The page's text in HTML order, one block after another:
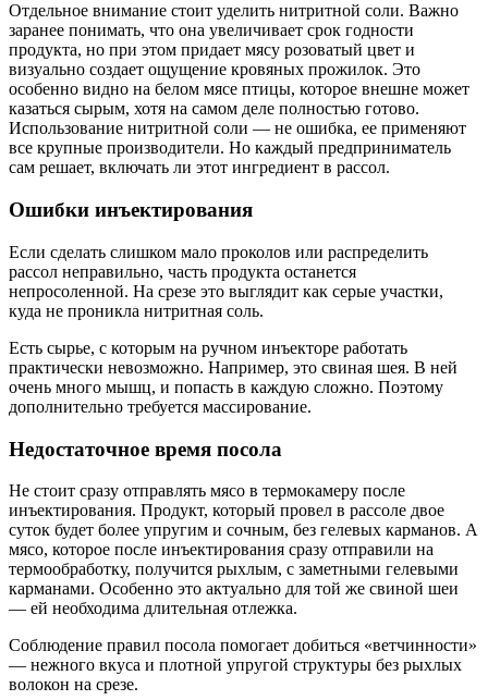
Отдельное внимание стоит уделить нитритной соли. Важно
заранее понимать, что она увеличивает срок годности
продукта, но при этом придает мясу розоватый цвет и
визуально создает ощущение кровяных прожилок. Это
особенно видно на белом мясе птицы, которое внешне может
казаться сырым, хотя на самом деле полностью готово.
Использование нитритной соли — не ошибка, ее применяют
все крупные производители. Но каждый предприниматель
сам решает, включать ли этот ингредиент в рассол.
Ошибки инъектирования
Если сделать слишком мало проколов или распределить
рассол неправильно, часть продукта останется
непросоленной. На срезе это выглядит как серые участки,
куда не проникла нитритная соль.
Есть сырье, с которым на ручном инъекторе работать
практически невозможно. Например, это свиная шея. В ней
очень много мышц, и попасть в каждую сложно. Поэтому
дополнительно требуется массирование.
Недостаточное время посола
Не стоит сразу отправлять мясо в термокамеру после
инъектирования. Продукт, который провел в рассоле двое
суток будет более упругим и сочным, без гелевых карманов. А
мясо, которое после инъектирования сразу отправили на
термообработку, получится рыхлым, с заметными гелевыми
карманами. Особенно это актуально для той же свиной шеи
— ей необходима длительная отлежка.
Соблюдение правил посола помогает добиться «ветчинности»
— нежного вкуса и плотной упругой структуры без рыхлых
волокон на срезе.